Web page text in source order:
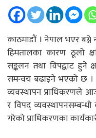
काठमाडौं । नेपाल भएर बग्ने
हिमतालका कारण ठूलो
सङ्कलन तथा विपद्बाट हुने
समन्वय बढाइने भएको छ ।
व्यवस्थापन प्राधिकरणले
र विपद्
गरेको प्राधिकरणका